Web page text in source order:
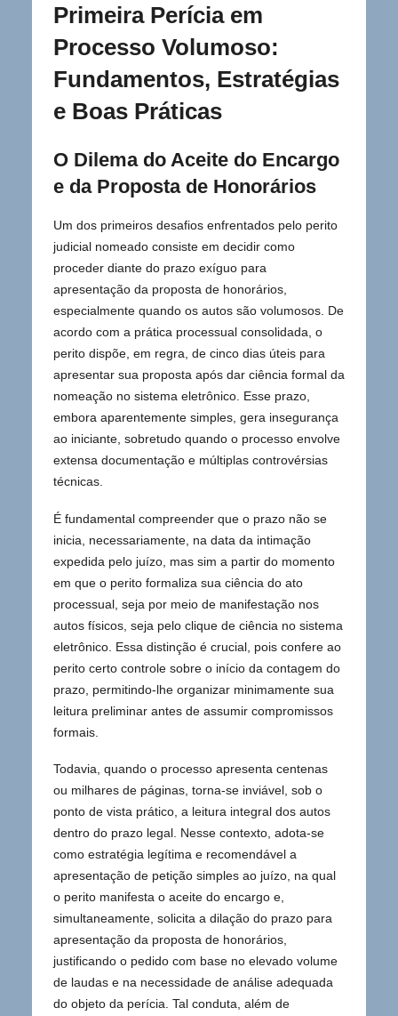
Primeira Perícia em
Processo Volumoso:
Fundamentos, Estratégias
e Boas Práticas
O Dilema do Aceite do Encargo
e da Proposta de Honorários
Um dos primeiros desafios enfrentados pelo perito
judicial nomeado consiste em decidir como
proceder diante do prazo exíguo para
apresentação da proposta de honorários,
especialmente quando os autos são volumosos. De
acordo com a prática processual consolidada, o
perito dispõe, em regra, de cinco dias úteis para
apresentar sua proposta após dar ciência formal da
nomeação no sistema eletrônico. Esse prazo,
embora aparentemente simples, gera insegurança
ao iniciante, sobretudo quando o processo envolve
extensa documentação e múltiplas controvérsias
técnicas.
É fundamental compreender que o prazo não se
inicia, necessariamente, na data da intimação
expedida pelo juízo, mas sim a partir do momento
em que o perito formaliza sua ciência do ato
processual, seja por meio de manifestação nos
autos físicos, seja pelo clique de ciência no sistema
eletrônico. Essa distinção é crucial, pois confere ao
perito certo controle sobre o início da contagem do
prazo, permitindo-lhe organizar minimamente sua
leitura preliminar antes de assumir compromissos
formais.
Todavia, quando o processo apresenta centenas
ou milhares de páginas, torna-se inviável, sob o
ponto de vista prático, a leitura integral dos autos
dentro do prazo legal. Nesse contexto, adota-se
como estratégia legítima e recomendável a
apresentação de petição simples ao juízo, na qual
o perito manifesta o aceite do encargo e,
simultaneamente, solicita a dilação do prazo para
apresentação da proposta de honorários,
justificando o pedido com base no elevado volume
de laudas e na necessidade de análise adequada
do objeto da perícia. Tal conduta, além de